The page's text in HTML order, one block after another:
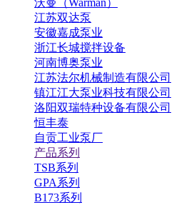
沃曼（Warman）
江苏双达泵
安徽嘉成泵业
浙江长城搅拌设备
河南博奥泵业
江苏法尔机械制造有限公司
镇江江大泵业科技有限公司
洛阳双瑞特种设备有限公司
恒丰泰
自贡工业泵厂
产品系列
TSB系列
GPA系列
B173系列